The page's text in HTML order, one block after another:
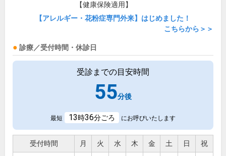
【健康保険適用】
【アレルギー・花粉症専門外来】はじめました！
こちらから＞＞
診療／受付時間・休診日
受診までの目安時間
55分後
最短 13時36分ごろ にお呼びいたします
受付時間 月 火 水 木 金 土 日 祝